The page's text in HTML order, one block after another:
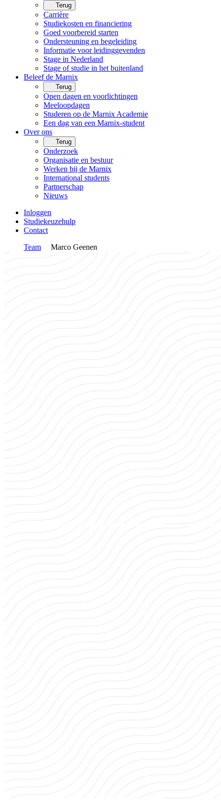
Terug
Carrière
Studiekosten en financiering
Goed voorbereid starten
Ondersteuning en begeleiding
Informatie voor leidinggevenden
Stage in Nederland
Stage of studie in het buitenland
Beleef de Marnix
Terug
Open dagen en voorlichtingen
Meeloopdagen
Studeren op de Marnix Academie
Een dag van een Marnix-student
Over ons
Terug
Onderzoek
Organisatie en bestuur
Werken bij de Marnix
International students
Partnerschap
Nieuws
Inloggen
Studiekeuzehulp
Contact
Team
Marco Geenen